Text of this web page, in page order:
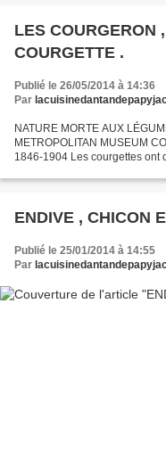
LES COURGERON
COURGETTE .
Publié le 26/05/2014 à 14:36
Par
NATURE MORTE AUX
METROPOLITAN MUSEUM
1846-1904 Les courgettes ont
ENDIVE , CHICON
Publié le 25/01/2014 à 14:55
Par